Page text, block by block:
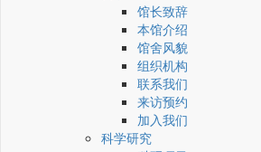
馆长致辞
本馆介绍
馆舍风貌
组织机构
联系我们
来访预约
加入我们
科学研究